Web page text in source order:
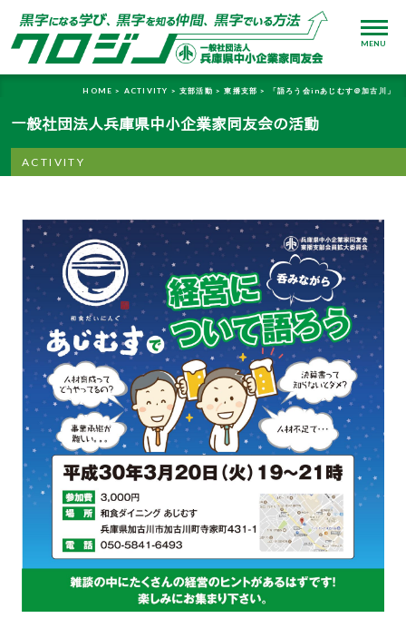
MENU
HOME > ACTIVITY > 支部活動 >東播支部 > 「語ろう会inあじむす＠加古川」
一般社団法人兵庫県中小企業家同友会の活動
ACTIVITY